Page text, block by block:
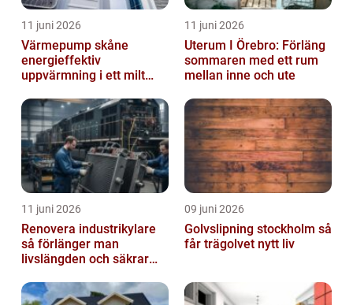
11 juni 2026
Värmepump skåne
energieffektiv
uppvärmning i ett milt
11 juni 2026
Uterum I Örebro: Förläng
sommaren med ett rum
mellan inne och ute
11 juni 2026
Renovera industrikylare
så förlänger man
livslängden och säkrar
09 juni 2026
Golvslipning stockholm så
får trägolvet nytt liv